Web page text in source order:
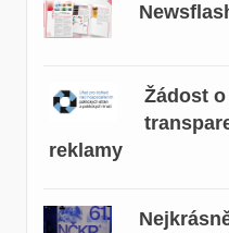
Žádost
reklamy